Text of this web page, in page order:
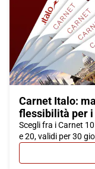
Carnet Italo:
flessibilità per
Scegli fra i Carnet
e 20, validi per 30